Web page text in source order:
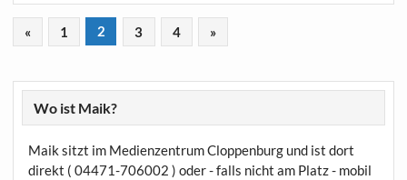
« 1 2 3 4 »
Wo ist Maik?
Maik sitzt im Medienzentrum Cloppenburg und ist dort
direkt ( 04471-706002 ) oder - falls nicht am Platz - mobil